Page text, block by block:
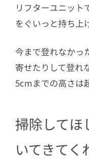
リフターユニット
をぐいっと持ち上
今まで登れなかっ
寄せたりして登れ
5cmまでの高さは
掃除してほ
いてきて